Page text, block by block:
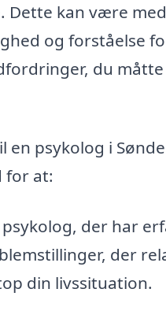
Dette kan være
og forståelse
du måtte
en psykolog i
for at:
psykolog, der har
der
din livssituation.